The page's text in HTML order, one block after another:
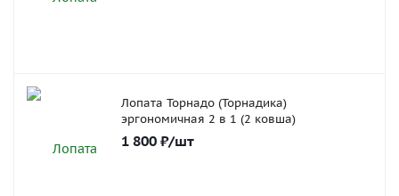
Лопата Торнадо (Торнадика)
эргономичная 2 в 1 (2 ковша)
1 800 ₽/шт